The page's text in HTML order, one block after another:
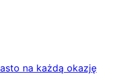
na każdą okazję